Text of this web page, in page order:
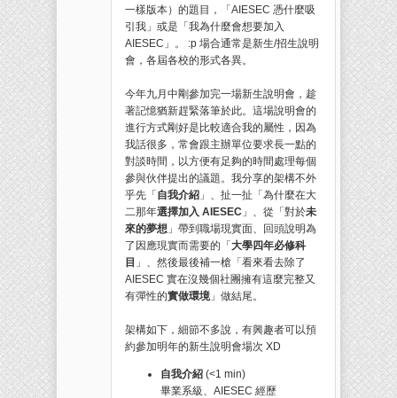
一樣版本）的題目，「AIESEC 憑什麼吸
引我」或是「我為什麼會想要加入
AIESEC」。 :p 場合通常是新生/招生說明
會，各屆各校的形式各異。
今年九月中剛參加完一場新生說明會，趁
著記憶猶新趕緊落筆於此。這場說明會的
進行方式剛好是比較適合我的屬性，因為
我話很多，常會跟主辦單位要求長一點的
對談時間，以方便有足夠的時間處理每個
參與伙伴提出的議題。我分享的架構不外
乎先「 自我介紹 」、扯一扯「為什麼在大
二那年選擇加入 AIESEC 」、從「對於未
來的夢想 」帶到職場現實面、回頭說明為
了因應現實而需要的「 大學四年必修科
目 」、然後最後補一槍「看來看去除了
AIESEC 實在沒幾個社團擁有這麼完整又
有彈性的實做環境 」做結尾。
架構如下，細節不多說，有興趣者可以預
約參加明年的新生說明會場次 XD
自我介紹 (<1 min)
畢業系級、AIESEC 經歷